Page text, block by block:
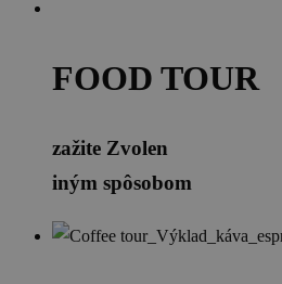
FOOD TOUR
zažite Zvolen
iným spôsobom